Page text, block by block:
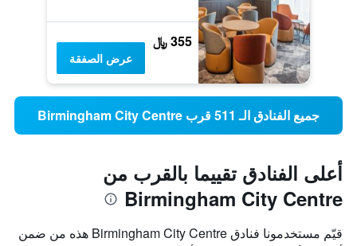
355 ﷼
عرض الصفقة
جميع الفنادق الـ 511 قرب Birmingham City Centre
أعلى الفنادق تقييما بالقرب من
Birmingham City Centre
قيّم مستخدمونا فنادق Birmingham City Centre هذه من ضمن